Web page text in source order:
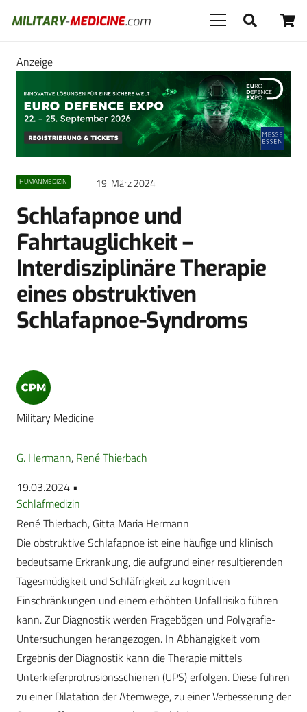
Anzeige
HUMANMEDIZIN 19. März 2024
Schlafapnoe und
Fahrtauglichkeit –
Interdisziplinäre Therapie
eines obstruktiven
Schlafapnoe-Syndroms
Military Medicine
G. Hermann, René Thierbach
19.03.2024 •
Schlafmedizin
René Thierbach, Gitta Maria Hermann
Die obstruktive Schlafapnoe ist eine häufige und klinisch
bedeutsame Erkrankung, die aufgrund einer resultierenden
Tagesmüdigkeit und Schläfrigkeit zu kognitiven
Einschränkungen und einem erhöhten Unfallrisiko führen
kann. Zur Diagnostik werden Fragebögen und Polygrafie-
Untersuchungen herangezogen. In Abhängigkeit vom
Ergebnis der Diagnostik kann die Therapie mittels
Unterkieferprotrusionsschienen (UPS) erfolgen. Diese führen
zu einer Dilatation der Atemwege, zu einer Verbesserung der